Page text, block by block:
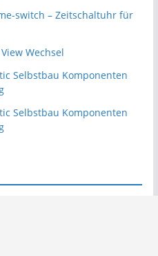
switch – Zeitschaltuhr für
Wechsel
Selbstbau Komponenten
Selbstbau Komponenten